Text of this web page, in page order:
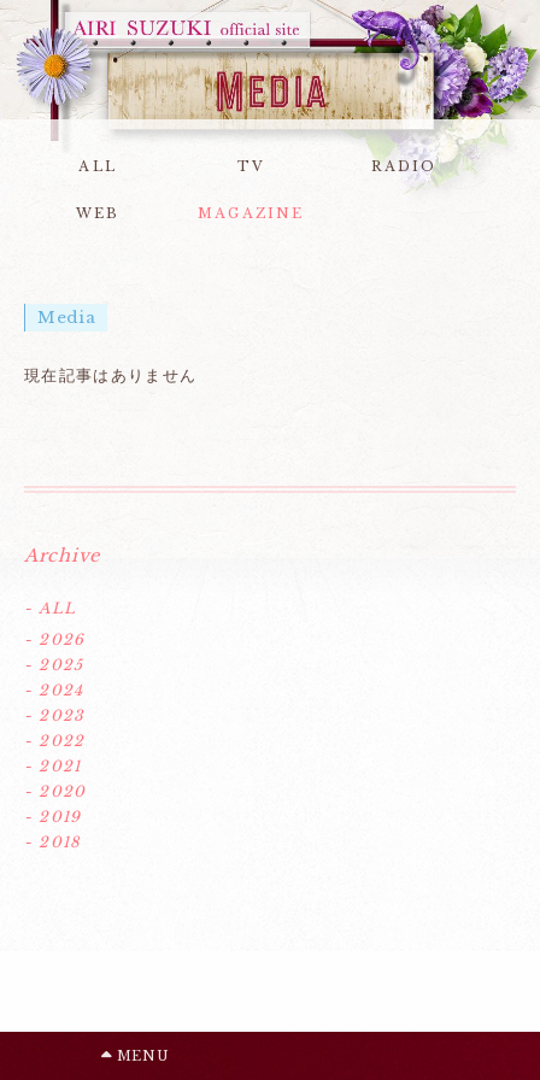
ALL TV RADIO
WEB MAGAZINE
Media
現在記事はありません
Archive
- ALL
- 2026
- 2025
- 2024
- 2023
- 2022
- 2021
- 2020
- 2019
- 2018
MENU